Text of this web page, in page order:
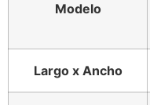
Modelo
Largo x Ancho